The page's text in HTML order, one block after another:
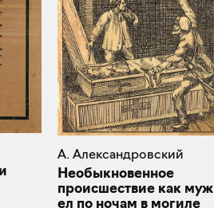
А. Александровский
Необыкновенное
происшествие как муж
ел по ночам в могиле